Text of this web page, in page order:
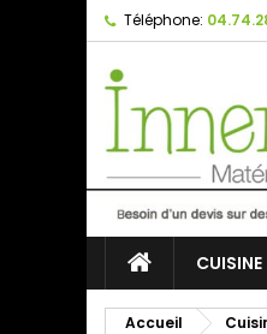
Téléphone:
CUISINE
Accueil